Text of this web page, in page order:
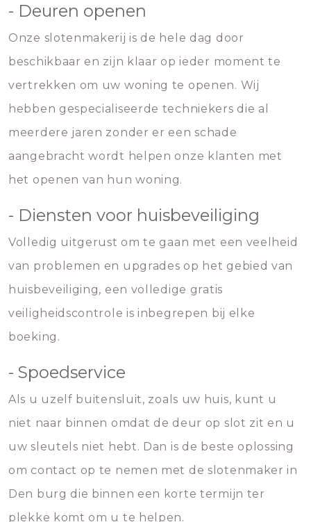
- Deuren openen
Onze slotenmakerij is de hele dag door
beschikbaar en zijn klaar op ieder moment te
vertrekken om uw woning te openen. Wij
hebben gespecialiseerde techniekers die al
meerdere jaren zonder er een schade
aangebracht wordt helpen onze klanten met
het openen van hun woning.
- Diensten voor huisbeveiliging
Volledig uitgerust om te gaan met een veelheid
van problemen en upgrades op het gebied van
huisbeveiliging, een volledige gratis
veiligheidscontrole is inbegrepen bij elke
boeking.
- Spoedservice
Als u uzelf buitensluit, zoals uw huis, kunt u
niet naar binnen omdat de deur op slot zit en u
uw sleutels niet hebt. Dan is de beste oplossing
om contact op te nemen met de slotenmaker in
Den burg die binnen een korte termijn ter
plekke komt om u te helpen.